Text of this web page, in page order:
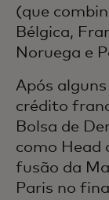
(que
Bélgica,
Noruega e
Após
crédito
Bolsa de
como Head
fusão da
Paris no